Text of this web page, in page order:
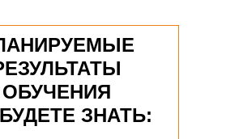
ОБУЧЕНИЯ
ЗНАТЬ: